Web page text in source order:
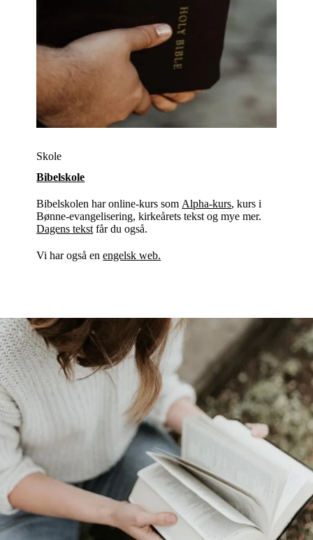
Skole
Bibelskole
Bibelskolen har online-kurs som Alpha-kurs, kurs i
Bønne-evangelisering, kirkeårets tekst og mye mer.
Dagens tekst får du også.
Vi har også enengelsk web.